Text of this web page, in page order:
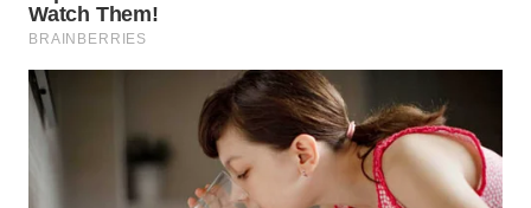
WN
BORNEO
Wahana